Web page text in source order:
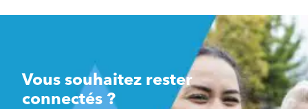
Vous souhaitez rester
connectés ?